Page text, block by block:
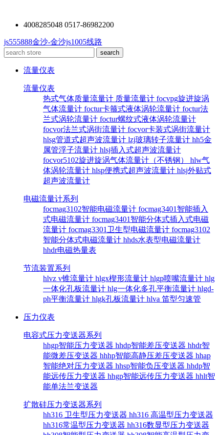
4008285048 0517-86982200
js555888金沙-金沙js1005线路
流量仪表
流量仪表
热式气体质量流量计 质量流量计 focvpg旋进旋涡
气体流量计 foctur卡箍式液体涡轮流量计 foctur法
兰式涡轮流量计 foctur螺纹式液体涡轮流量计
focvor法兰式涡街流量计 focvor卡装式涡街流量计
hlsg管道式超声波流量计 lzj玻璃转子流量计 hh5金
属管浮子流量计 hlsj插入式超声波流量计
focvor5102旋进旋涡气体流量计（不锈钢） hlw气
体涡轮流量计 hlsp便携式超声波流量计 hlsj外贴式
超声波流量计
电磁流量计系列
focmag3102智能电磁流量计 focmag3401智能插入
式电磁流量计 focmag3401智能分体式插入式电磁
流量计 focmag3301卫生型电磁流量计 focmag3102
智能分体式电磁流量计 hhds水表型电磁流量计
hhdr电磁热量表
节流装置系列
hlvz v锥流量计 hlgx楔形流量计 hlgp喷嘴流量计 hlg
一体化孔板流量计 hlg一体化多孔平衡流量计 hlgd-
ph平衡流量计 hlgk孔板流量计 hlva 笛型匀速管
压力仪表
电容式压力变送器系列
hhgp智能压力变送器 hhdp智能差压变送器 hhdr智
能微差压变送器 hhhp智能高静压差压变送器 hhap
智能绝对压力变送器 hhsp智能负压变送器 hhdp智
能远传压力变送器 hhgp智能远传压力变送器 hhlt智
能单法兰变送器
扩散硅压力变送器系列
hh316 卫生型压力变送器 hh316 高温型压力变送器
hh316常温型压力变送器 hh316数显型压力变送器